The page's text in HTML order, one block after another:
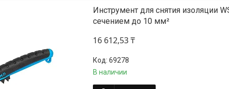
Инструмент для снятия изоляции
сечением до 10 мм²
16 612,53 ₸
69278
В наличии